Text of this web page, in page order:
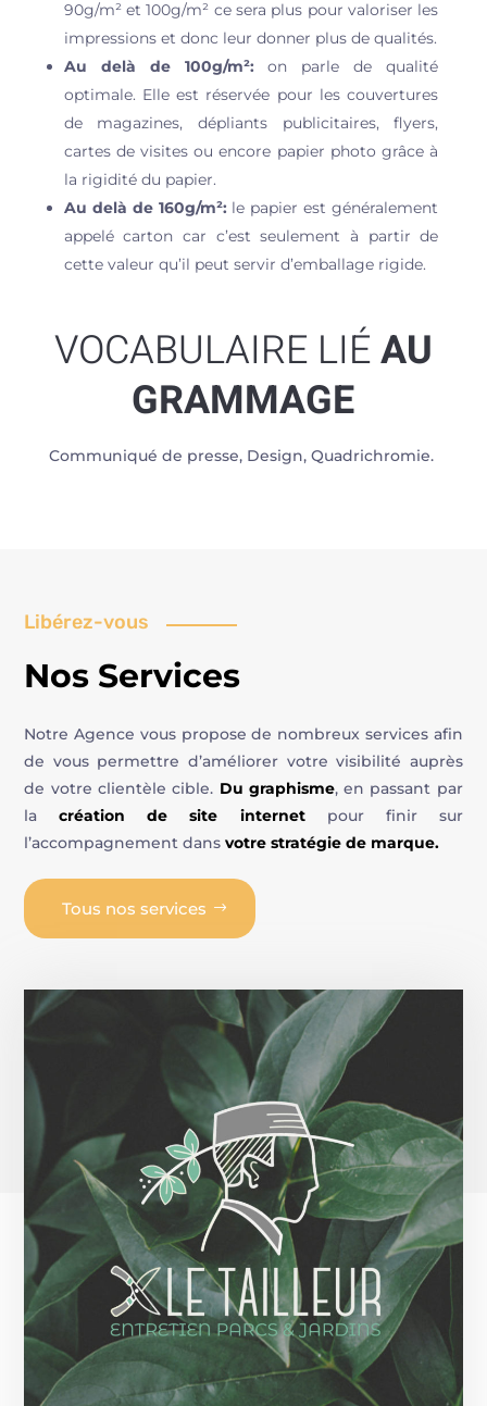
90g/m² et 100g/m² ce sera plus pour valoriser les
impressions et donc leur donner plus de qualités.
Au delà de 100g/m²: on parle de qualité
optimale. Elle est réservée pour les couvertures
de magazines, dépliants publicitaires, flyers,
cartes de visites ou encore papier photo grâce à
la rigidité du papier.
Au delà de 160g/m²: le papier est généralement
appelé carton car c’est seulement à partir de
cette valeur qu’il peut servir d’emballage rigide.
VOCABULAIRE LIÉAU
GRAMMAGE
Communiqué de presse, Design, Quadrichromie.
Libérez-vous
Nos Services
Notre Agence vous propose de nombreux services afin
de vous permettre d’améliorer votre visibilité auprès
de votre clientèle cible. Du graphisme, en passant par
lacréation de site internetpour finir sur
l’accompagnement dansvotre stratégie de marque.
Tous nos services